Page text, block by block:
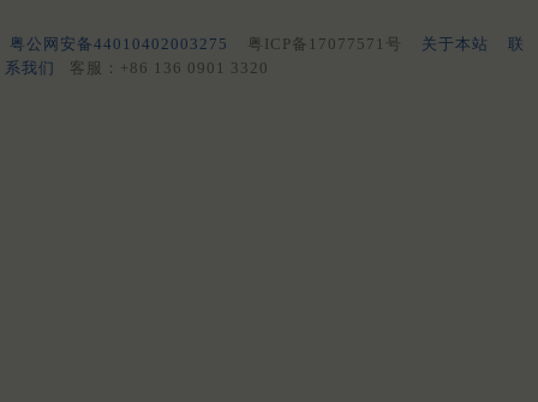
粤公网安备44010402003275 粤ICP备17077571号 关于本站
联
系我们
客服：+86 136 0901 3320